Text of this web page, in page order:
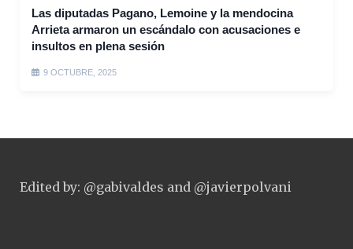
Las diputadas Pagano, Lemoine y la mendocina
Arrieta armaron un escándalo con acusaciones e
insultos en plena sesión
9 OCTUBRE, 2025
Edited by: @gabivaldes and @javierpolvani